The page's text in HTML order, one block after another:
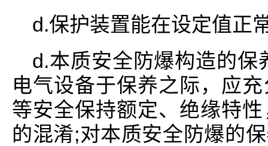
d.保护装置能在设定值正
d.本质安全防爆构造的
电气设备于保养之际，应
等安全保持额定、绝缘特
的混淆;对本质安全防爆的